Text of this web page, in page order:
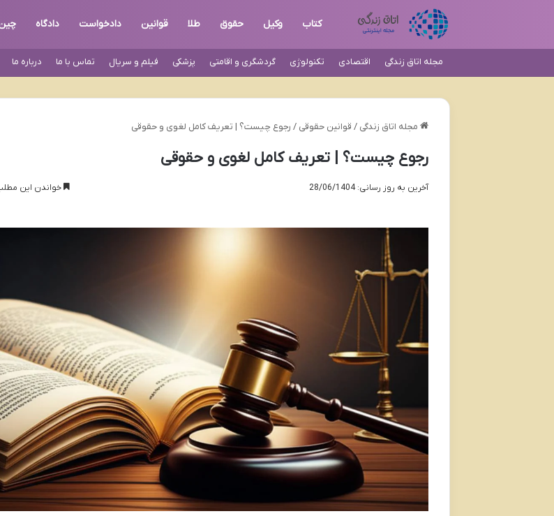
کتاب وکیل حقوق طلا قوانین دادخواست دادگاه
مجله اتاق زندگی اقتصادی تکنولوژی گردشگری و اقامتی پزشکی فیلم و سریال تماس با ما درباره ما
مجله اتاق زندگی / قوانین حقوقی / رجوع چیست؟ | تعریف کامل لغوی و حقوقی
رجوع چیست؟ | تعریف کامل لغوی و حقوقی
آخرین به روز رسانی: 28/06/1404 خواندن این مطلب 16 دقیقه زمان